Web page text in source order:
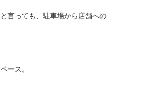
言っても、駐車場から店舗への
ース。